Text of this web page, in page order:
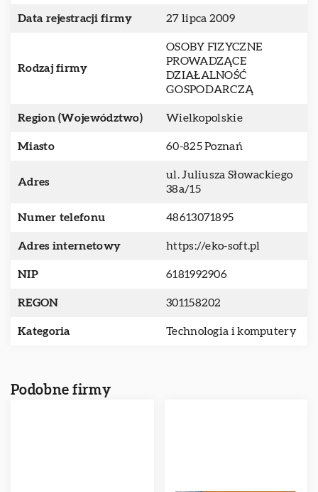
Data rejestracji firmy 27 lipca 2009
Rodzaj firmy
OSOBY FIZYCZNE
PROWADZĄCE
DZIAŁALNOŚĆ
GOSPODARCZĄ
Region (Województwo) Wielkopolskie
Miasto 60-825 Poznań
Adres
ul. Juliusza Słowackiego
38a/15
Numer telefonu 48613071895
Adres internetowy https://eko-soft.pl
NIP 6181992906
REGON 301158202
Kategoria Technologia i komputery
Podobne firmy